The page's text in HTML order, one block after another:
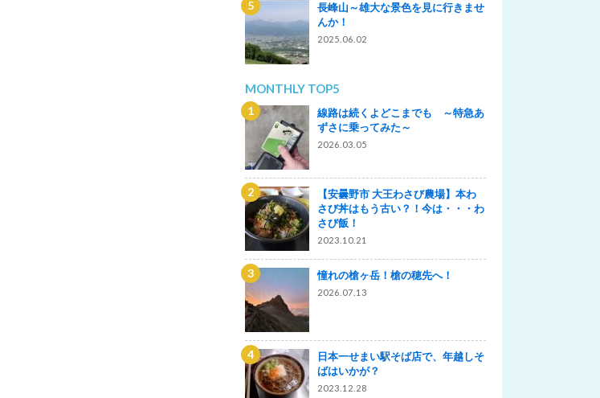
長峰山～雄大な景色を見に行きませ
んか！
2025.06.02
MONTHLY TOP5
線路は続くよどこまでも ～特急あ
ずさに乗ってみた～
2026.03.05
【安曇野市 大王わさび農場】本わ
さび丼はもう古い？！今は・・・わ
さび飯！
2023.10.21
憧れの槍ヶ岳！槍の穂先へ！
2026.07.13
日本一せまい駅そば店で、年越しそ
ばはいかが？
2023.12.28